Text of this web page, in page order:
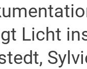
Licht